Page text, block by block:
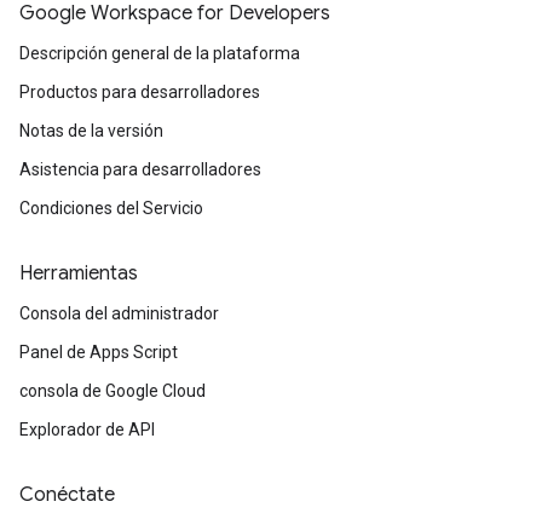
Google Workspace for Developers
Descripción general de la plataforma
Productos para desarrolladores
Notas de la versión
Asistencia para desarrolladores
Condiciones del Servicio
Herramientas
Consola del administrador
Panel de Apps Script
consola de Google Cloud
Explorador de API
Conéctate